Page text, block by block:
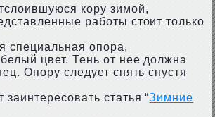
кору зимой,
работы стоит только
специальная опора,
цвет. Тень от нее должна
Опору следует снять спустя
статья “Зимние